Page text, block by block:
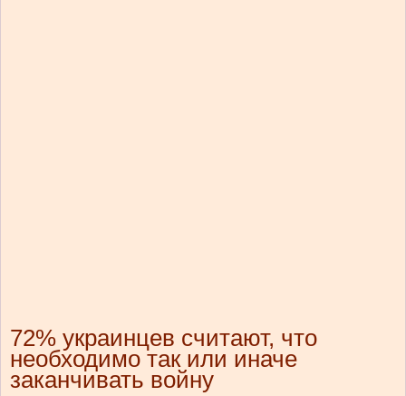
72% украинцев считают, что
необходимо так или иначе
заканчивать войну